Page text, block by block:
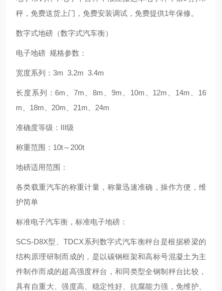
秤，免费送货上门，免费安装调试，免费提供1年保修。
数字式地磅（数字式汽车衡）
电子地磅 规格参数：
宽度系列：3m 3.2m 3.4m
长度系列：6m、7m、8m、9m、10m、12m、14m、16
m、18m、20m、21m、24m
准确度等级：III级
称重范围：10t～200t
地磅适用范围：
各类载重汽车的称重计量，称量迅速准确，操作方便，维
护简单
标准电子汽车衡，标准电子地磅：
SCS-D8X型、TDCX系列数字式汽车衡秤台是根据桥梁的
结构原理研制而成的，是以碳钢框架和高标号混凝土为主
件制作而成的超高强度秤台，和同类型全钢制秤台比较，
具有自重大、强度高、稳定性好、抗腐能力强，免维护、